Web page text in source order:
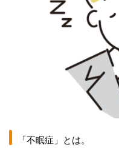
「不眠症」とは。